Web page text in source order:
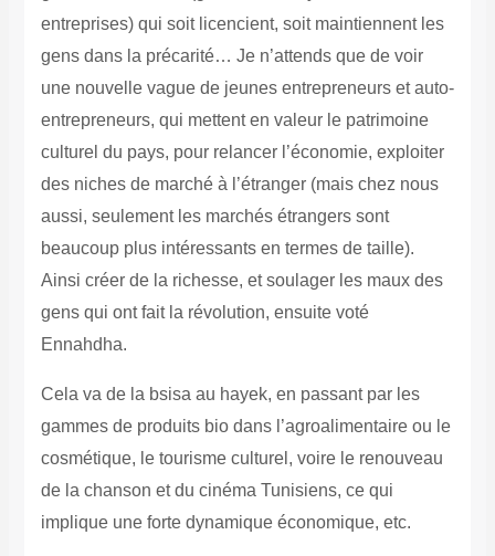
entreprises) qui soit licencient, soit maintiennent les
gens dans la précarité… Je n’attends que de voir
une nouvelle vague de jeunes entrepreneurs et auto-
entrepreneurs, qui mettent en valeur le patrimoine
culturel du pays, pour relancer l’économie, exploiter
des niches de marché à l’étranger (mais chez nous
aussi, seulement les marchés étrangers sont
beaucoup plus intéressants en termes de taille).
Ainsi créer de la richesse, et soulager les maux des
gens qui ont fait la révolution, ensuite voté
Ennahdha.
Cela va de la bsisa au hayek, en passant par les
gammes de produits bio dans l’agroalimentaire ou le
cosmétique, le tourisme culturel, voire le renouveau
de la chanson et du cinéma Tunisiens, ce qui
implique une forte dynamique économique, etc.